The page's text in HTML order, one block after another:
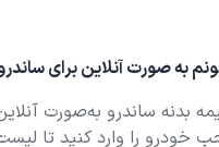
به صورت آنلاین برای
بدنه ساندرو به‌صورت
خودرو را وارد کنید تا